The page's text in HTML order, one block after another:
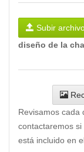
Subir
diseño de la
Revisamos cada
contactaremos
está incluido en